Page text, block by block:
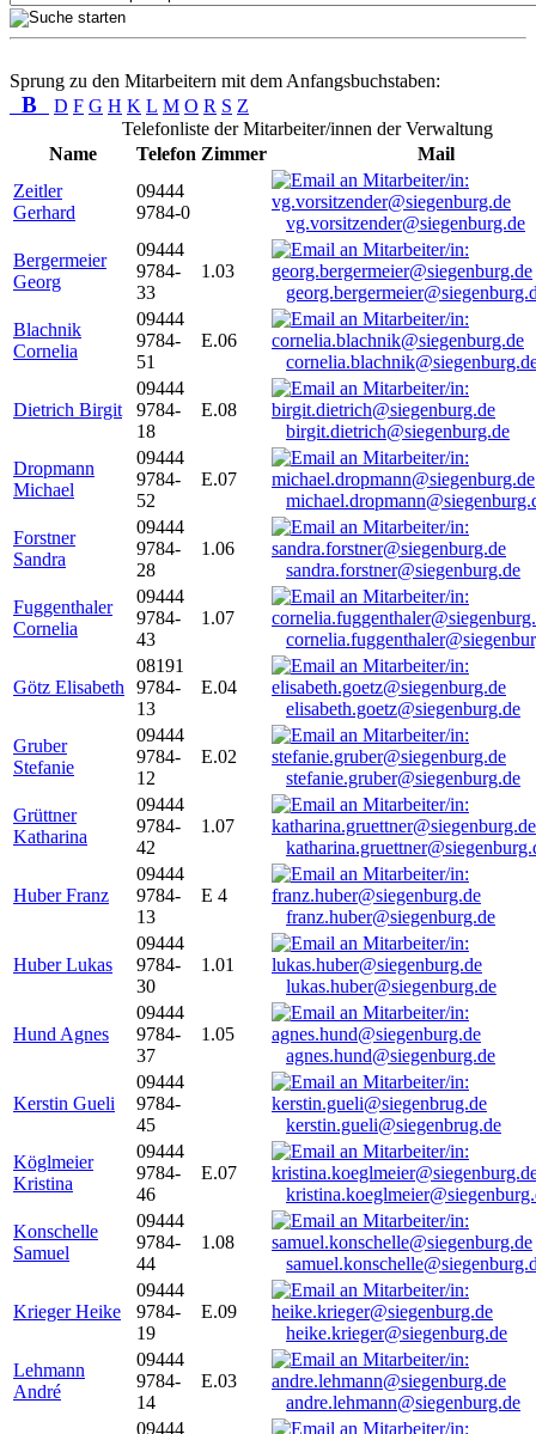
Sprung zu den Mitarbeitern mit dem Anfangsbuchstaben:
B D F G H K L M O R S Z
Telefonliste der Mitarbeiter/innen der Verwaltung
Name
Telefon Zimmer
Mail
Zeitler
Gerhard
09444
9784-0
vg.vorsitzender@siegenburg.de
Bergermeier
Georg
09444
9784-
33
1.03
Blachnik
Cornelia
09444
9784-
51
E.06
Dietrich Birgit
09444
9784-
18
E.08
birgit.dietrich@siegenburg.de
Dropmann
Michael
09444
9784-
52
E.07
Forstner
Sandra
09444
9784-
28
1.06
sandra.forstner@siegenburg.de
Fuggenthaler
Cornelia
09444
9784-
43
1.07
Götz Elisabeth
08191
9784-
13
E.04
elisabeth.goetz@siegenburg.de
Gruber
Stefanie
09444
9784-
12
E.02
stefanie.gruber@siegenburg.de
Grüttner
Katharina
09444
9784-
42
1.07
Huber Franz
09444
9784-
13
E 4
franz.huber@siegenburg.de
Huber Lukas
09444
9784-
30
1.01
lukas.huber@siegenburg.de
Hund Agnes
09444
9784-
37
1.05
agnes.hund@siegenburg.de
Kerstin Gueli
09444
9784-
45
kerstin.gueli@siegenbrug.de
Köglmeier
Kristina
09444
9784-
46
E.07
Konschelle
Samuel
09444
9784-
44
1.08
Krieger Heike
09444
9784-
19
E.09
heike.krieger@siegenburg.de
Lehmann
André
09444
9784-
14
E.03
andre.lehmann@siegenburg.de
09444